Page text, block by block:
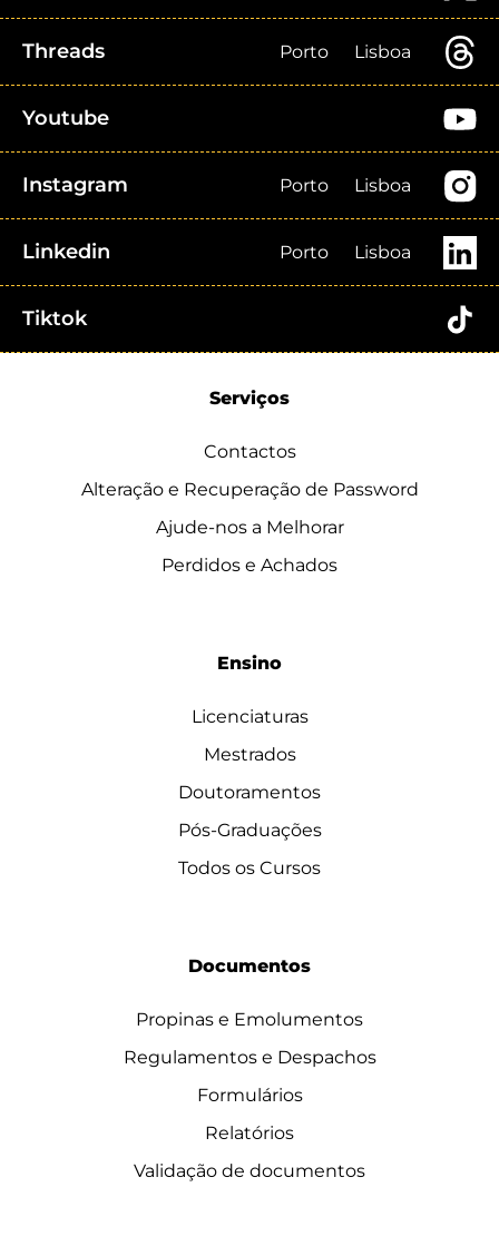
Threads Porto Lisboa
Youtube
Instagram Porto Lisboa
Linkedin Porto Lisboa
Tiktok
Serviços
Contactos
Alteração e Recuperação de Password
Ajude-nos a Melhorar
Perdidos e Achados
Ensino
Licenciaturas
Mestrados
Doutoramentos
Pós-Graduações
Todos os Cursos
Documentos
Propinas e Emolumentos
Regulamentos e Despachos
Formulários
Relatórios
Validação de documentos